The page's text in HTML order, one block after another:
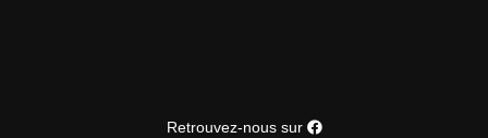
Retrouvez-nous sur